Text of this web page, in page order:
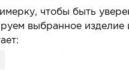
чтобы быть
выбранное изделие
на сайте.